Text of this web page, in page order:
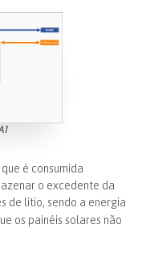
é consumida
o excedente da
de lítio, sendo a energia
os painéis solares não